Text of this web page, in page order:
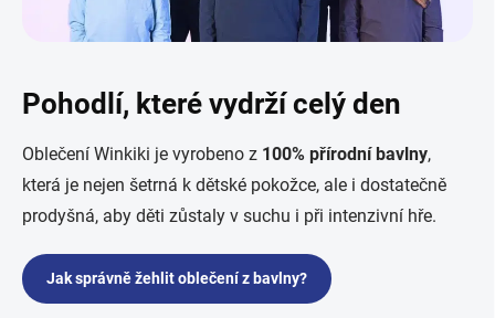
Pohodlí, které vydrží celý den
Oblečení Winkiki je vyrobeno z 100% přírodní bavlny,
která je nejen šetrná k dětské pokožce, ale i dostatečně
prodyšná, aby děti zůstaly v suchu i při intenzivní hře.
Jak správně žehlit oblečení z bavlny?